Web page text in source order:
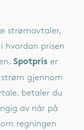
strømavtaler,
hvordan prisen
Spotpris er
gjennom
betaler du
av når på
regningen